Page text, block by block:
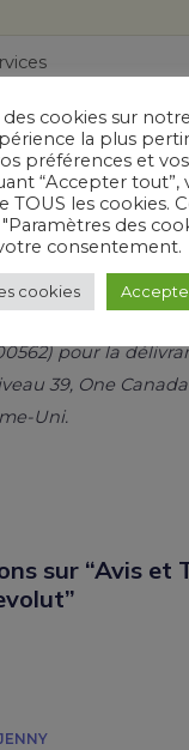
Moyenne
pour la
39, One Canada
Uni.
sur “Avis et
cookies sur
la plus
préférences et
“Accepter tout”,
TOUS les cookies.
des
consentement.
cookies